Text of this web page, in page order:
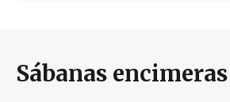
Sábanas encimeras